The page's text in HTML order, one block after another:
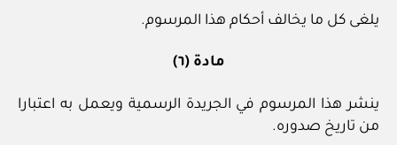
يلغى كل ما يخالف أحكام هذا المرسوم.
مادة (٦)
ينشر هذا المرسوم في الجريدة الرسمية ويعمل به اعتبارا
من تاريخ صدوره.